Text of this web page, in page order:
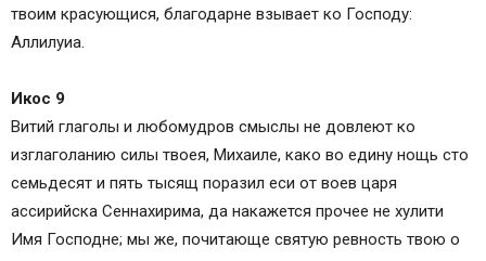
твоим красующися, благодарне взывает ко Господу:
Аллилуиа.
Икос 9
Витий глаголы и любомудров смыслы не довлеют ко
изглаголанию силы твоея, Михаиле, како во едину нощь сто
семьдесят и пять тысящ поразил еси от воев царя
ассирийска Сеннахирима, да накажется прочее не хулити
Имя Господне; мы же, почитающе святую ревность твою о